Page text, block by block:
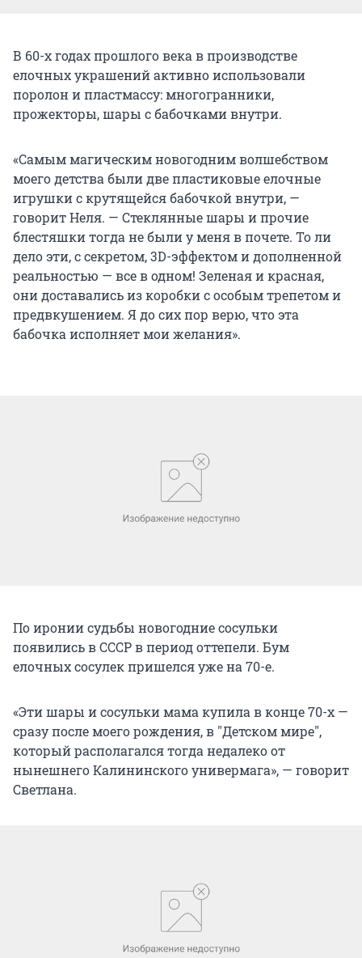
В 60-х годах прошлого века в производстве
елочных украшений активно использовали
поролон и пластмассу: многогранники,
прожекторы, шары с бабочками внутри.
«Самым магическим новогодним волшебством
моего детства были две пластиковые елочные
игрушки с крутящейся бабочкой внутри, —
говорит Неля. — Стеклянные шары и прочие
блестяшки тогда не были у меня в почете. То ли
дело эти, с секретом, 3D-эффектом и дополненной
реальностью — все в одном! Зеленая и красная,
они доставались из коробки с особым трепетом и
предвкушением. Я до сих пор верю, что эта
бабочка исполняет мои желания».
По иронии судьбы новогодние сосульки
появились в СССР в период оттепели. Бум
елочных сосулек пришелся уже на 70-е.
«Эти шары и сосульки мама купила в конце 70-х —
сразу после моего рождения, в "Детском мире",
который располагался тогда недалеко от
нынешнего Калининского универмага», — говорит
Светлана.